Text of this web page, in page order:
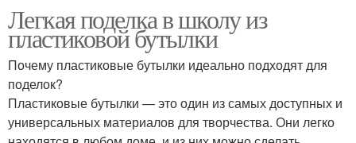
Легкая поделка в школу из
пластиковой бутылки
Почему пластиковые бутылки идеально подходят для
поделок?
Пластиковые бутылки — это один из самых доступных и
универсальных материалов для творчества. Они легко